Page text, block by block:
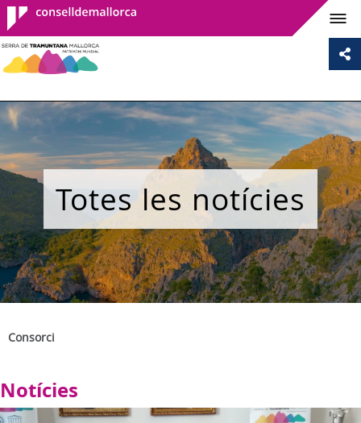
Consell de
Mallorca
Totes les notícies
Consorci
Notícies